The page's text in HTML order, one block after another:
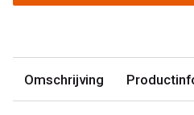
Omschrijving